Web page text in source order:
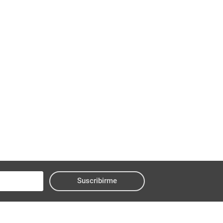
Suscribirme